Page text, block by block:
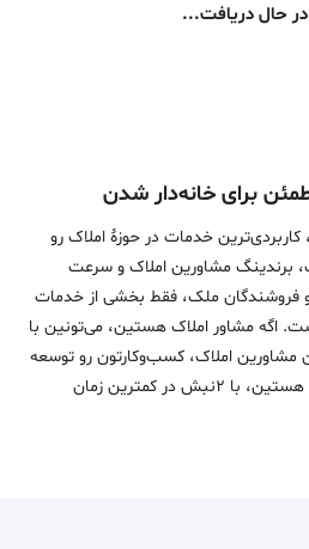
در حال دریافت...
12 ساله‌ش، کاربردی‌ترین خدمات در حوزۀ املاک رو
برندینگ مشاورین املاک و سرعت
فروشندگان ملک، فقط بخشی از خدمات
اگه مشاور املاک هستین، می‌تونین با
املاک، کسب‌وکارتون رو توسعه
بدین و اگر هم مالک یا خریدار هستین، با 2نبش در کمترین زمان